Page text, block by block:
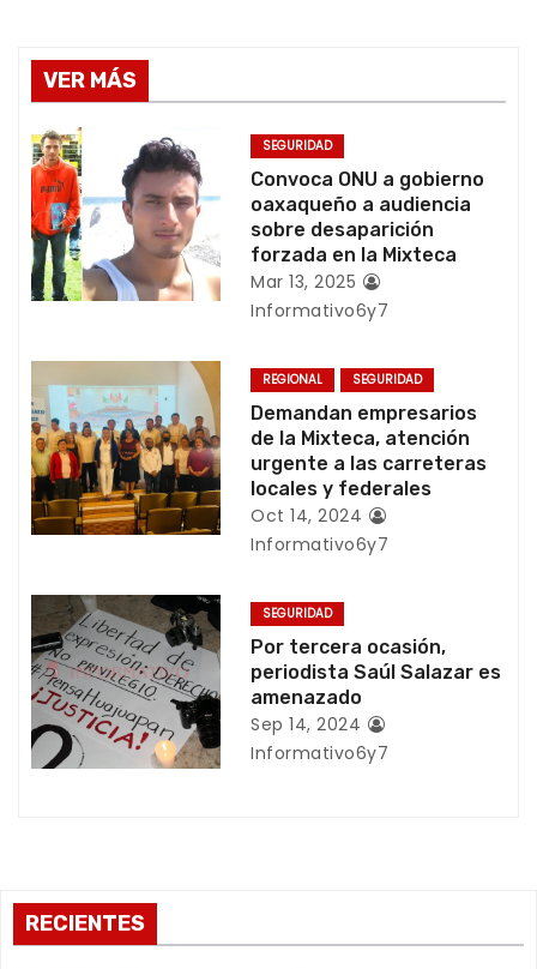
e
g
a
c
i
n
d
e
e
t
r
a
d
VER MÁS
SEGURIDAD
Convoca ONU a gobierno
oaxaqueño a audiencia
sobre desaparición
forzada en la Mixteca
Mar 13, 2025
Informativo6y7
REGIONAL SEGURIDAD
Demandan empresarios
de la Mixteca, atención
urgente a las carreteras
locales y federales
Oct 14, 2024
Informativo6y7
SEGURIDAD
Por tercera ocasión,
periodista Saúl Salazar es
amenazado
Sep 14, 2024
Informativo6y7
RECIENTES